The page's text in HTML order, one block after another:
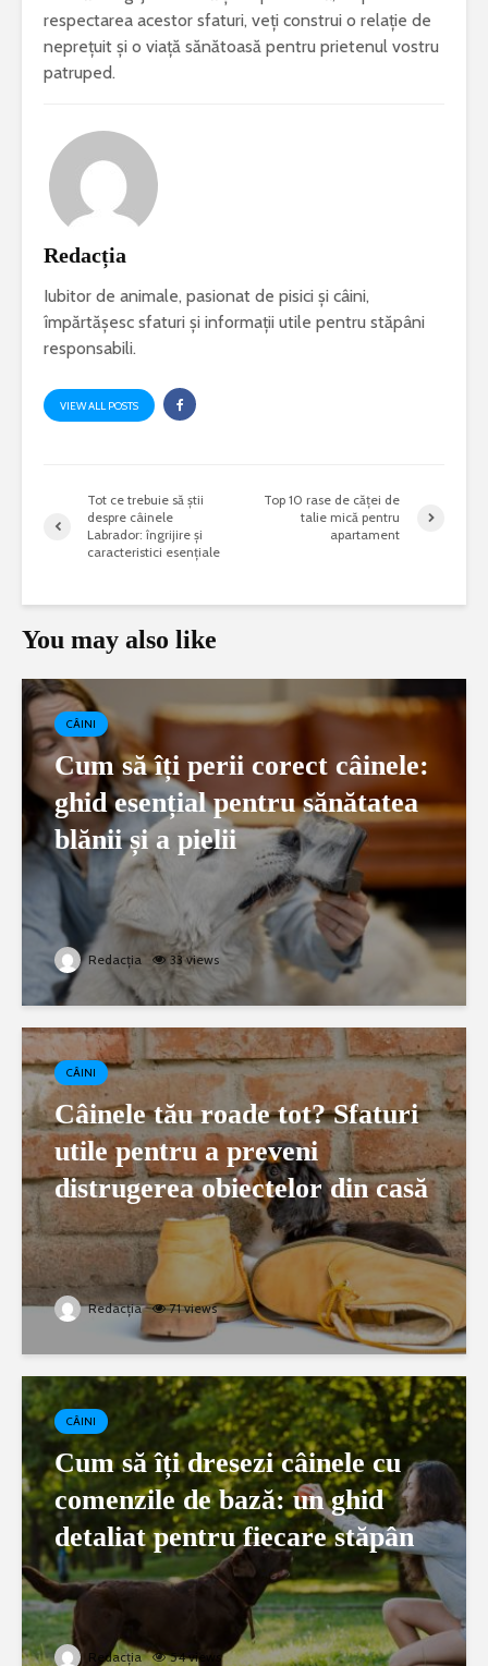
respectarea acestor sfaturi, veți construi o relație de
neprețuit și o viață sănătoasă pentru prietenul vostru
patruped.
Redacția
Iubitor de animale, pasionat de pisici și câini,
împărtășesc sfaturi și informații utile pentru stăpâni
responsabili.
VIEW ALL POSTS
Tot ce trebuie să știi
despre câinele
Labrador: îngrijire și
caracteristici esențiale
Top 10 rase de căței de
talie mică pentru
apartament
You may also like
CÂINI
Cum să îți perii corect câinele:
ghid esențial pentru sănătatea
blănii și a pielii
Redacția 33 views
CÂINI
Câinele tău roade tot? Sfaturi
utile pentru a preveni
distrugerea obiectelor din casă
Redacția 71 views
CÂINI
Cum să îți dresezi câinele cu
comenzile de bază: un ghid
detaliat pentru fiecare stăpân
Redacția 54 views